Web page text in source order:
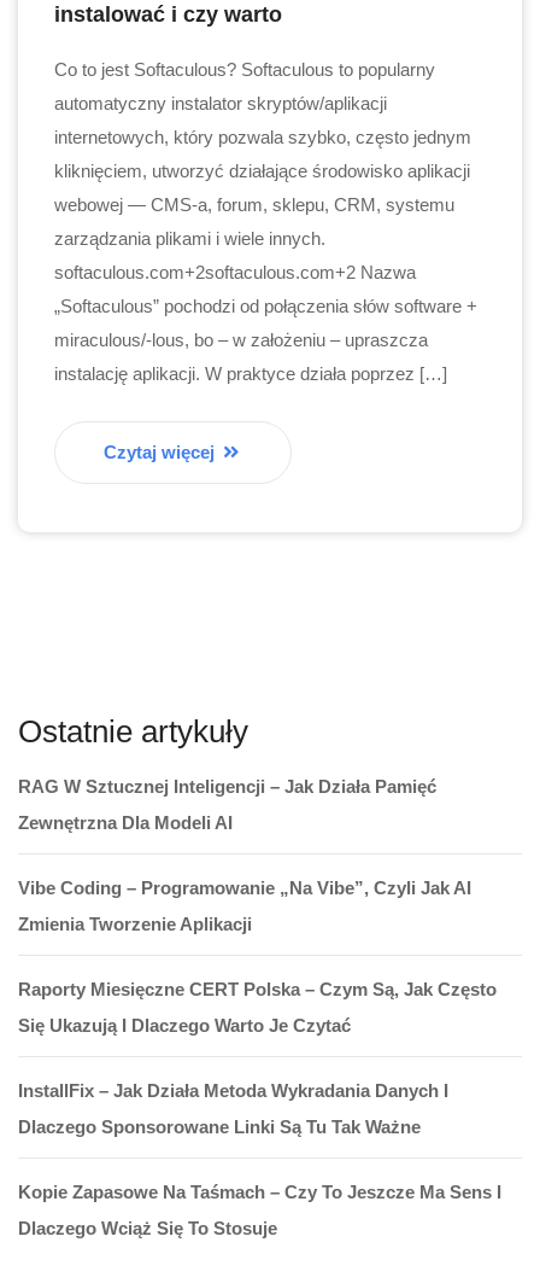
instalować i czy warto
Co to jest Softaculous? Softaculous to popularny
automatyczny instalator skryptów/aplikacji
internetowych, który pozwala szybko, często jednym
kliknięciem, utworzyć działające środowisko aplikacji
webowej — CMS-a, forum, sklepu, CRM, systemu
zarządzania plikami i wiele innych.
softaculous.com+2softaculous.com+2 Nazwa
„Softaculous” pochodzi od połączenia słów software +
miraculous/-lo­us, bo – w założeniu – upraszcza
instalację aplikacji. W praktyce działa poprzez […]
Czytaj więcej
Ostatnie artykuły
RAG W Sztucznej Inteligencji – Jak Działa Pamięć
Zewnętrzna Dla Modeli AI
Vibe Coding – Programowanie „na Vibe”, Czyli Jak AI
Zmienia Tworzenie Aplikacji
Raporty Miesięczne CERT Polska – Czym Są, Jak Często
Się Ukazują I Dlaczego Warto Je Czytać
InstallFix – Jak Działa Metoda Wykradania Danych I
Dlaczego Sponsorowane Linki Są Tu Tak Ważne
Kopie Zapasowe Na Taśmach – Czy To Jeszcze Ma Sens I
Dlaczego Wciąż Się To Stosuje